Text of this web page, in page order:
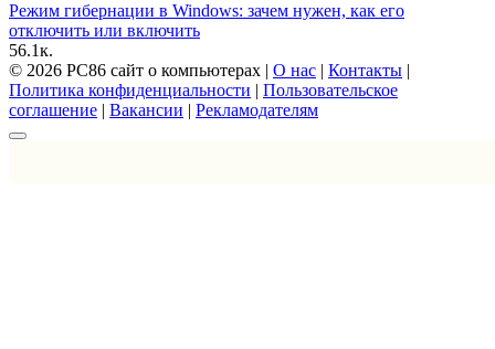
Режим гибернации в Windows: зачем нужен, как его
отключить или включить
56.1к.
© 2026 PC86 сайт о компьютерах | О нас | Контакты |
Политика конфиденциальности | Пользовательское
соглашение | Вакансии | Рекламодателям